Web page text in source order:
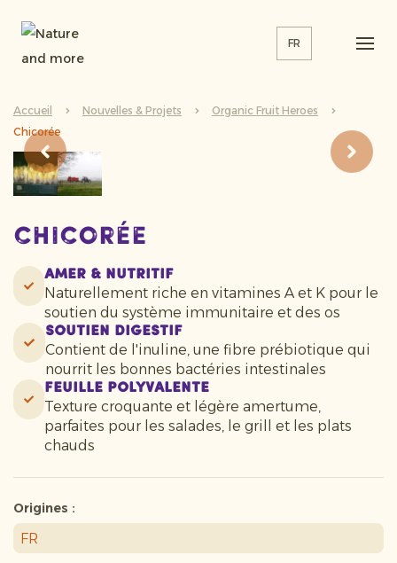
FR
Accueil Nouvelles & Projets
Organic Fruit Heroes
Chicorée
Chicorée
Amer & Nutritif
Naturellement riche en vitamines A et K pour le
soutien du système immunitaire et des os
Soutien digestif
Contient de l'inuline, une fibre prébiotique qui
nourrit les bonnes bactéries intestinales
Feuille polyvalente
Texture croquante et légère amertume,
parfaites pour les salades, le grill et les plats
chauds
Origines :
FR